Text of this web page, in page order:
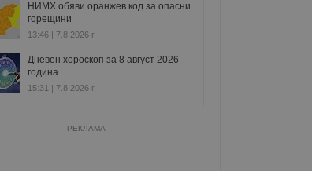
НИМХ обяви оранжев код за опасни
горещини
13:46 | 7.8.2026 г.
Дневен хороскоп за 8 август 2026
година
15:31 | 7.8.2026 г.
РЕКЛАМА